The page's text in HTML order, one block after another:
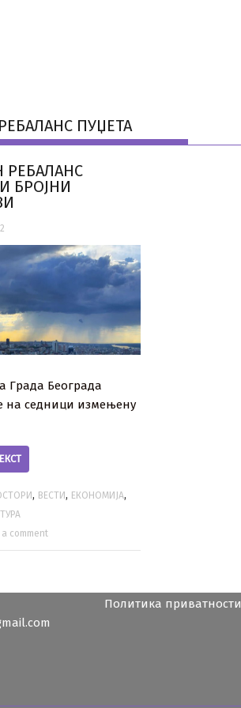
РЕБАЛАНС ПУЏЕТА
РЕБАЛАНС
БРОЈНИ
Града Београда
на седници измењену
, ВЕСТИ, ЕКОНОМИЈА,
comment
Политика приватности